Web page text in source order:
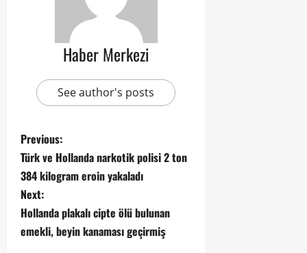
Haber Merkezi
See author's posts
Previous:
Türk ve Hollanda narkotik polisi 2 ton
384 kilogram eroin yakaladı
Next:
Hollanda plakalı cipte ölü bulunan
emekli, beyin kanaması geçirmiş